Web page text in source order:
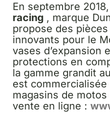
En septembre
racing , marque
propose des
innovants pour le
vases d’expansion
protections en
la gamme grandit
est
magasins de
vente en ligne :